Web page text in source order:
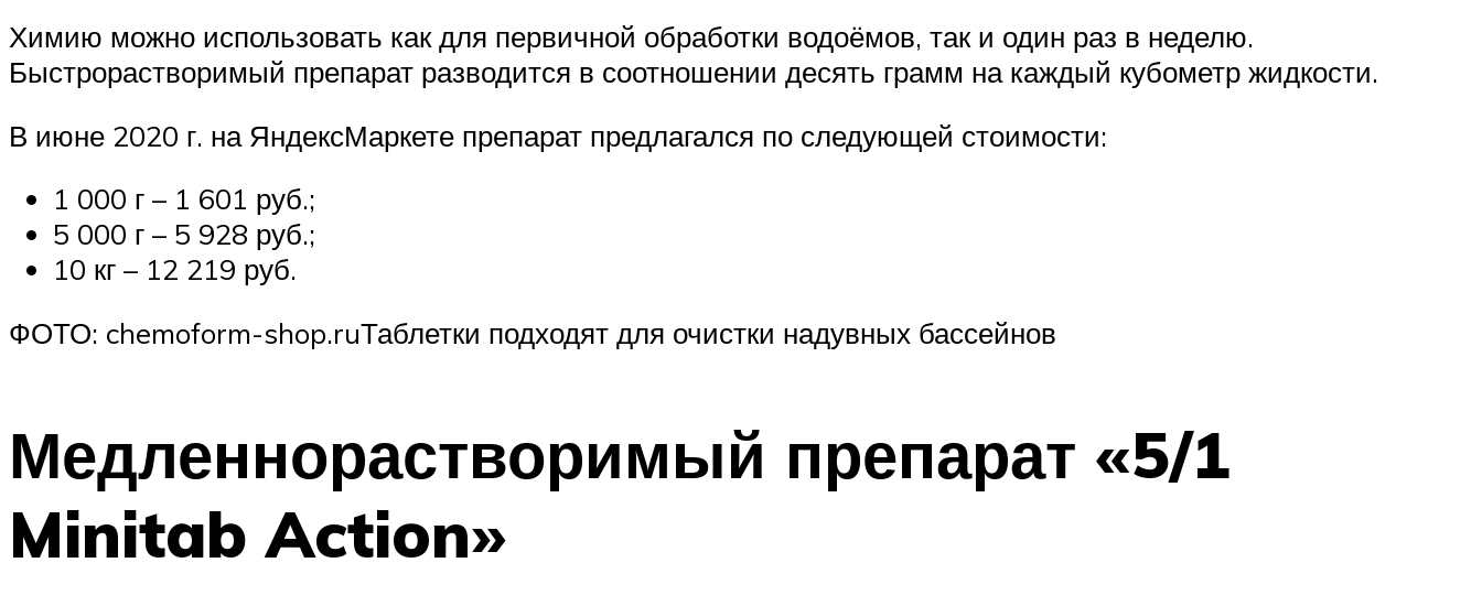
Химию можно использовать как для первичной обработки водоёмов, так и один раз в неделю.
Быстрорастворимый препарат разводится в соотношении десять грамм на каждый кубометр жидкости.
В июне 2020 г. на ЯндексМаркете препарат предлагался по следующей стоимости:
1 000 г – 1 601 руб.;
5 000 г – 5 928 руб.;
10 кг – 12 219 руб.
ФОТО: chemoform-shop.ruТаблетки подходят для очистки надувных бассейнов
Медленнорастворимый препарат «5/1
Minitab Action»